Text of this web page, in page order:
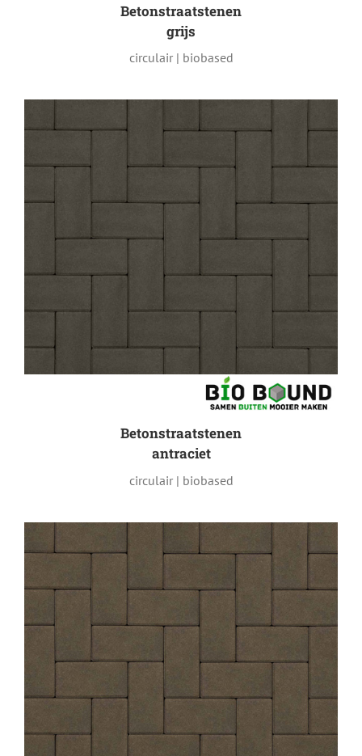
Betonstraatstenen
grijs
circulair | biobased
Betonstraatstenen
antraciet
circulair | biobased